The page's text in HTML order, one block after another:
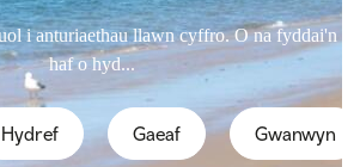
i anturiaethau llawn cyffro. O na fyddai'n
haf o hyd...
Hydref Gaeaf Gwanwyn